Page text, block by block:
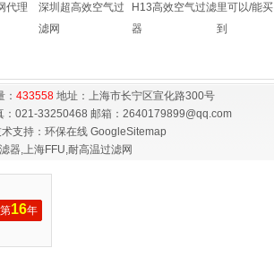
代理
深圳超高效空气过
滤网
H13高效空气过滤
器
里可以/能买
到
433558 地址：上海市长宁区宣化路300号
021-33250468 邮箱： 2640179899@qq.com
支持： 环保在线 GoogleSitemap
器,上海FFU,耐高温过滤网
第16年